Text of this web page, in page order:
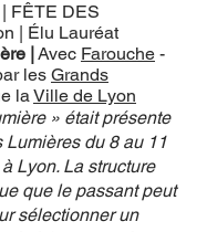
| FÊTE DES
| Élu Lauréat
|Avec Farouche -
les Grands
laVille de Lyon
» était présente
Lumières du 8 au 11
Lyon. La structure
que le passant peut
sélectionner un